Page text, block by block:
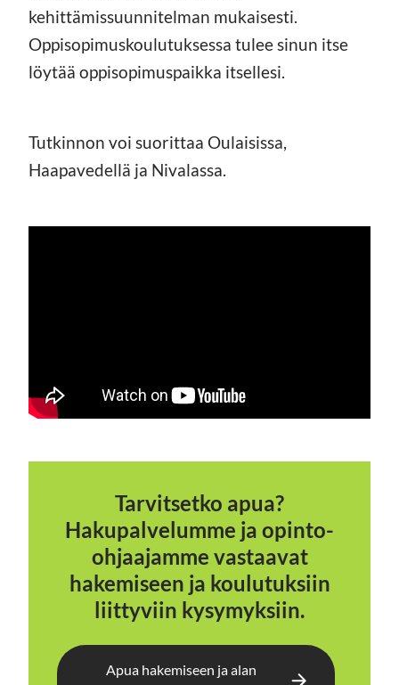
kehittämissuunnitelman mukaisesti.
Oppisopimuskoulutuksessa tulee sinun itse
löytää oppisopimuspaikka itsellesi.
Tutkinnon voi suorittaa Oulaisissa,
Haapavedellä ja Nivalassa.
Tarvitsetko apua?
Hakupalvelumme ja opinto-
ohjaajamme vastaavat
hakemiseen ja koulutuksiin
liittyviin kysymyksiin.
Apua hakemiseen ja alan